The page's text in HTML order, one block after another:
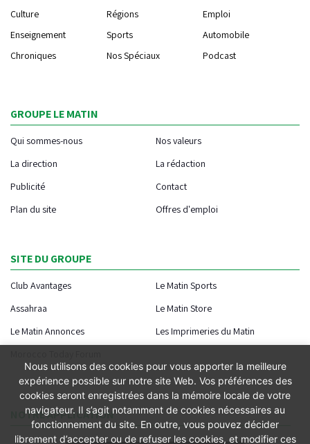
Culture
Régions
Emploi
Enseignement
Sports
Automobile
Chroniques
Nos Spéciaux Podcast
GROUPE LE MATIN
Qui sommes-nous
Nos valeurs
La direction
La rédaction
Publicité
Contact
Plan du site
Offres d'emploi
SITE DU GROUPE
Club Avantages
Le Matin Sports
Assahraa
Le Matin Store
Le Matin Annonces
Les Imprimeries du Matin
NOTRE APPLICATION
Nous utilisons des cookies pour vous apporter la meilleure
expérience possible sur notre site Web. Vos préférences des
cookies seront enregistrées dans la mémoire locale de votre
navigateur. Il s’agit notamment de cookies nécessaires au
fonctionnement du site. En outre, vous pouvez décider
librement d’accepter ou de refuser les cookies, et modifier ces